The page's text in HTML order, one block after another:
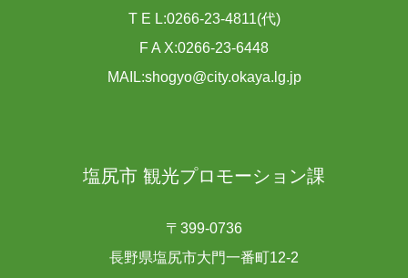
T E L:0266-23-4811(代)
F A X:0266-23-6448
MAIL:shogyo@city.okaya.lg.jp
塩尻市 観光プロモーション課
〒399-0736
長野県塩尻市大門一番町12-2